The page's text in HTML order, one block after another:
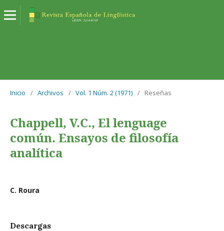
Inicio / Archivos / Vol. 1 Núm. 2 (1971) / Reseñas
Chappell, V.C., El lenguage
común. Ensayos de filosofía
analítica
C. Roura
Descargas